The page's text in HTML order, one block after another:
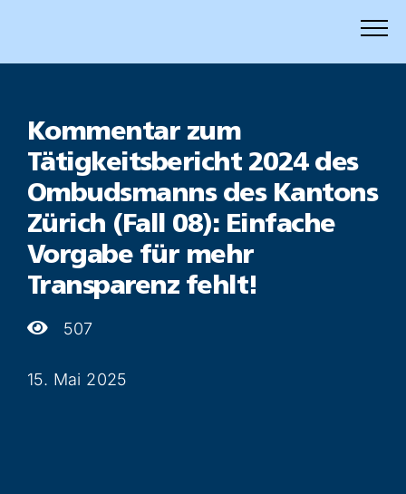
Inhalt
Kommentar zum
Tätigkeitsbericht 2024 des
Ombudsmanns des Kantons
Zürich (Fall 08): Einfache
Vorgabe für mehr
Transparenz fehlt!
507
15. Mai 2025